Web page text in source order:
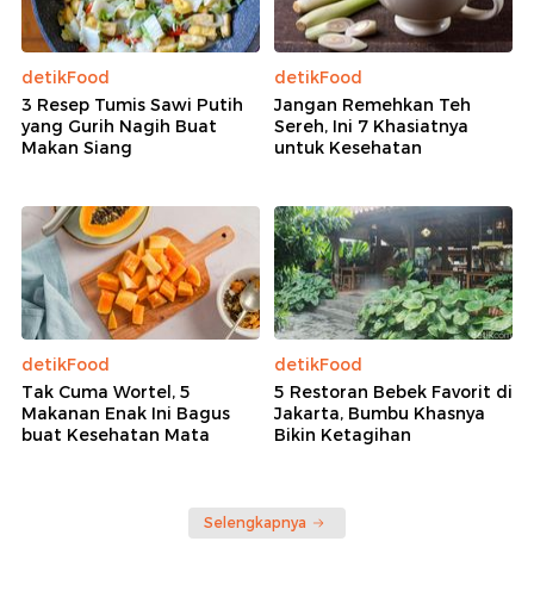
detikFood
3 Resep Tumis Sawi Putih
yang Gurih Nagih Buat
Makan Siang
detikFood
Jangan Remehkan Teh
Sereh, Ini 7 Khasiatnya
untuk Kesehatan
detikFood
Tak Cuma Wortel, 5
Makanan Enak Ini Bagus
buat Kesehatan Mata
detikFood
5 Restoran Bebek Favorit di
Jakarta, Bumbu Khasnya
Bikin Ketagihan
Selengkapnya